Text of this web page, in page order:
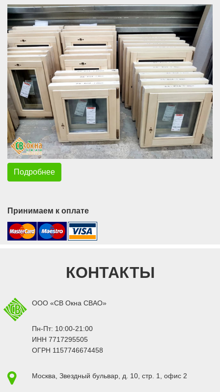
Подробнее
Принимаем к оплате
КОНТАКТЫ
ООО «СВ Окна СВАО»
Пн-Пт: 10:00-21:00
ИНН 7717295505
ОГРН 1157746674458
Москва Звездный бульвар, д. 10, стр. 1 , офис 2